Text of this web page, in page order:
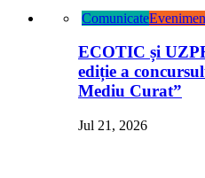
Comunicate
ECOTIC și
ediție a
Mediu Curat”
Jul 21, 2026